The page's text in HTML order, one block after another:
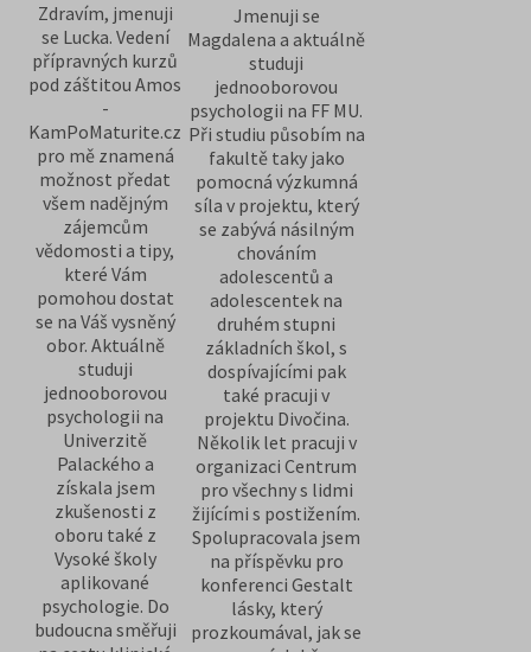
Zdravím, jmenuji
se Lucka. Vedení
přípravných kurzů
pod záštitou Amos
-
KamPoMaturite.cz
pro mě znamená
možnost předat
všem nadějným
zájemcům
vědomosti a tipy,
které Vám
pomohou dostat
se na Váš vysněný
obor. Aktuálně
studuji
jednooborovou
psychologii na
Univerzitě
Palackého a
získala jsem
zkušenosti z
oboru také z
Vysoké školy
aplikované
psychologie. Do
budoucna směřuji
Jmenuji se
Magdalena a aktuálně
studuji
jednooborovou
psychologii na FF MU.
Při studiu působím na
fakultě taky jako
pomocná výzkumná
síla v projektu, který
se zabývá násilným
chováním
adolescentů a
adolescentek na
druhém stupni
základních škol, s
dospívajícími pak
také pracuji v
projektu Divočina.
Několik let pracuji v
organizaci Centrum
pro všechny s lidmi
žijícími s postižením.
Spolupracovala jsem
na příspěvku pro
konferenci Gestalt
lásky, který
prozkoumával, jak se